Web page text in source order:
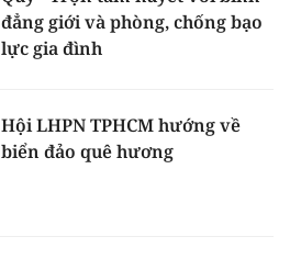
đẳng giới và phòng, chống bạo
lực gia đình
Hội LHPN TPHCM hướng về
biển đảo quê hương